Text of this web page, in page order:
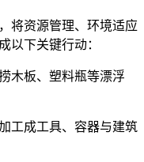
将资源管理、环境适应
以下关键行动：
木板、塑料瓶等漂浮
工成工具、容器与建筑